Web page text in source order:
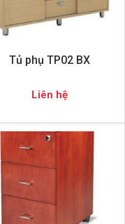
Tủ phụ TP02 BX
Liên hệ